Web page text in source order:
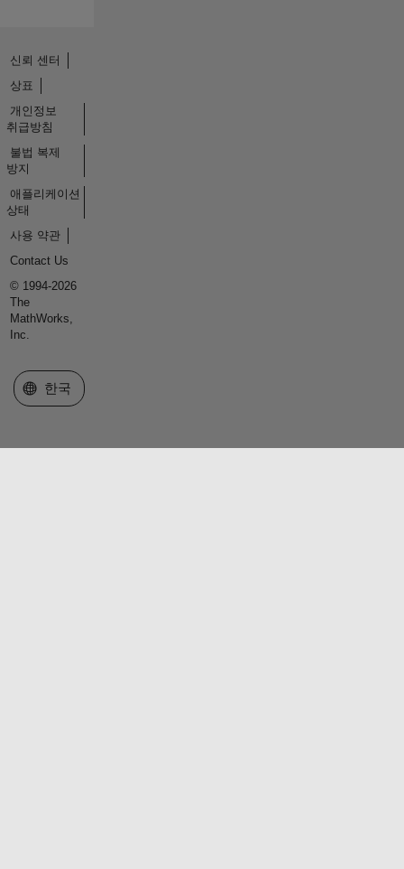
신뢰 센터
상표
개인정보
취급방침
불법 복제
방지
애플리케이션
상태
사용 약관
Contact Us
© 1994-2026
The
MathWorks,
Inc.
웹사이트 선택
한국